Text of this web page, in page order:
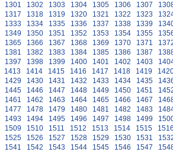
1301 1302 1303 1304 1305 1306 1307
1317 1318 1319 1320 1321 1322 1323
1333 1334 1335 1336 1337 1338 1339
1349 1350 1351 1352 1353 1354 1355
1365 1366 1367 1368 1369 1370 1371
1381 1382 1383 1384 1385 1386 1387
1397 1398 1399 1400 1401 1402 1403
1413 1414 1415 1416 1417 1418 1419
1429 1430 1431 1432 1433 1434 1435
1445 1446 1447 1448 1449 1450 1451
1461 1462 1463 1464 1465 1466 1467
1477 1478 1479 1480 1481 1482 1483
1493 1494 1495 1496 1497 1498 1499
1509 1510 1511 1512 1513 1514 1515
1525 1526 1527 1528 1529 1530 1531
1541 1542 1543 1544 1545 1546 1547